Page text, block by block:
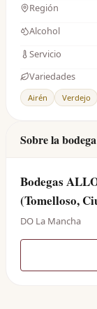
Región
Alcohol
Servicio
Variedades
Airén Verdejo
Sobre la bodega
Bodegas
(Tomelloso,
DO La Mancha